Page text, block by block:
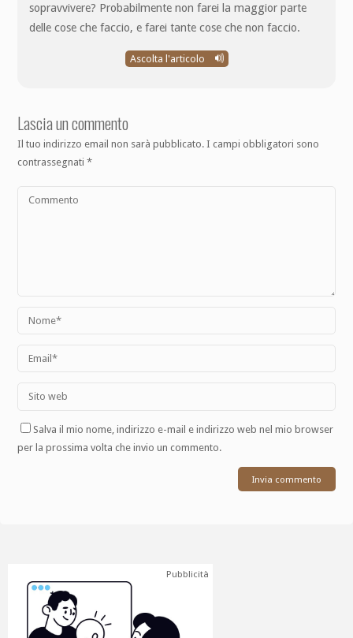
sopravvivere? Probabilmente non farei la maggior parte
delle cose che faccio, e farei tante cose che non faccio.
Ascolta l'articolo
Lascia un commento
Il tuo indirizzo email non sarà pubblicato. I campi obbligatori sono
contrassegnati*
Salva il mio nome, indirizzo e-mail e indirizzo web nel mio browser
per la prossima volta che invio un commento.
Pubblicità